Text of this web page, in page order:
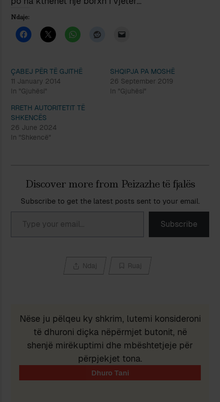
Ndaje:
ÇABEJ PËR TË GJITHË
11 January 2014
In "Gjuhësi"
SHQIPJA PA MOSHË
26 September 2019
In "Gjuhësi"
RRETH AUTORITETIT TË
SHKENCËS
26 June 2024
In "Shkencë"
Discover more from Peizazhe të fjalës
Subscribe to get the latest posts sent to your email.
Type your email…
Subscribe
Ndaj Ruaj
Nëse ju pëlqeu ky shkrim, lutemi konsideroni
të dhuroni diçka nëpërmjet butonit, në
shenjë mirëkuptimi dhe mbështetjeje për
përpjekjet tona.